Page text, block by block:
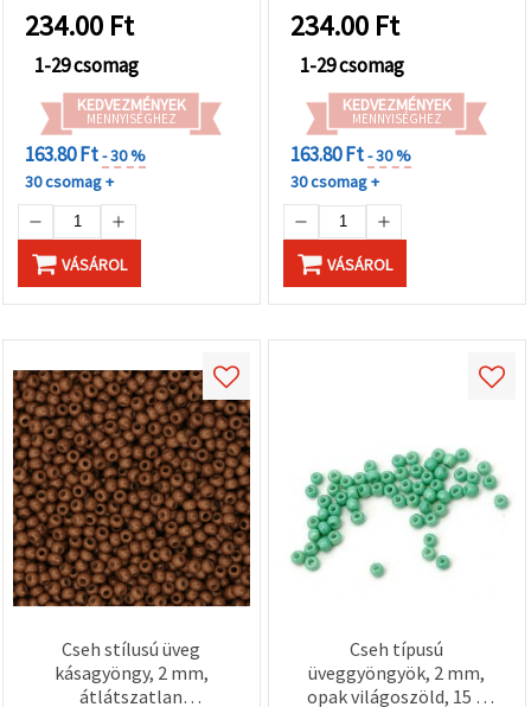
projektekhez és egyedi
DIY alkotásokhoz
234.00 Ft
1-29 csomag
KEDVEZMÉNYEK
MENNYISÉGHEZ
163.80 Ft- 30 %
30 csomag +
VÁSÁROL
projektekhez
234.00 Ft
1-29 csomag
KEDVEZMÉNYEK
MENNYISÉGHEZ
163.80 Ft- 30 %
30 csomag +
VÁSÁROL
Cseh stílusú üveg
kásagyöngy, 2 mm,
átlátszatlan
Cseh típusú
üveggyöngyök, 2 mm,
opak világoszöld, 15 g